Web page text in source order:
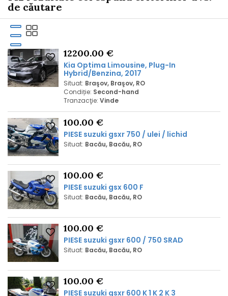
de căutare
12200.00 €
Kia Optima Limousine, Plug-In
Hybrid/Benzina, 2017
Situat: Braşov, Braşov, RO
Condiție: Second-hand
Tranzacţie: Vinde
100.00 €
PIESE suzuki gsxr 750 / ulei / lichid
Situat: Bacău, Bacău, RO
100.00 €
PIESE suzuki gsx 600 F
Situat: Bacău, Bacău, RO
100.00 €
PIESE suzuki gsxr 600 / 750 SRAD
Situat: Bacău, Bacău, RO
100.00 €
PIESE suzuki gsxr 600 K 1 K 2 K 3